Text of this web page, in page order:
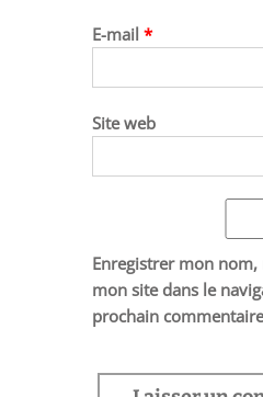
E-mail *
Site web
Enregistrer mon
mon site dans le
prochain